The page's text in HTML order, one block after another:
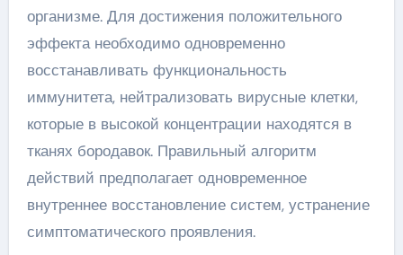
организме. Для достижения положительного
эффекта необходимо одновременно
восстанавливать функциональность
иммунитета, нейтрализовать вирусные клетки,
которые в высокой концентрации находятся в
тканях бородавок. Правильный алгоритм
действий предполагает одновременное
внутреннее восстановление систем, устранение
симптоматического проявления.